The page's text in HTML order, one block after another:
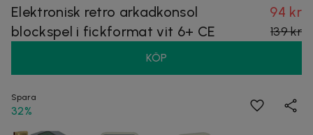
Elektronisk retro arkadkonsol
blockspel i fickformat vit 6+ CE
94 kr
139 kr
KÖP
Spara
32%